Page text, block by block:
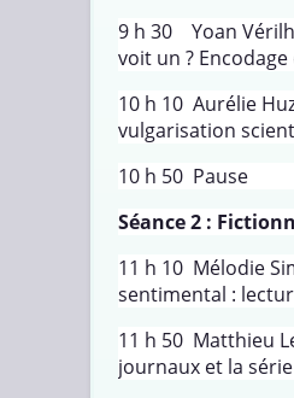
9 h 30 Yoan
voit un ?
10 h 10 Aurélie
vulgarisation
10 h 50 Pause
Séance 2 :
11 h 10 Mélodie
sentimental :
11 h 50 Matthieu
journaux et la